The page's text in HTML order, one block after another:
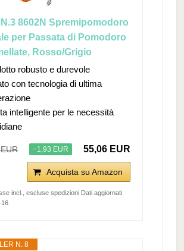
N.3 8602N Spremipomodoro
per Passata di Pomodoro
Rosso/Grigio
robusto e durevole
con tecnologia di ultima
intelligente per le necessità
−1,93 EUR 55,06 EUR
Acquista su Amazon
incl., escluse spedizioni Dati aggiornati
16
N. 8